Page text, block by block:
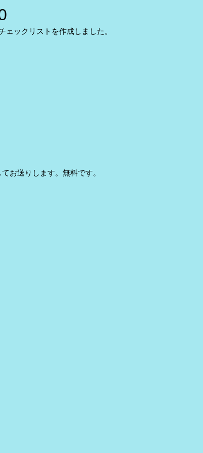
ックリストを作成しました。
お送りします。無料です。